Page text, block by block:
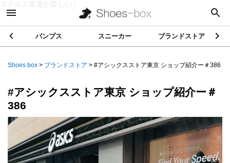
ステルス家電が楽しい！
パンプス スニーカー ブランドストア
Shoes box > ブランドストア > #アシックスストア東京 ショップ紹介ー＃386
#アシックスストア東京 ショップ紹介ー＃
386